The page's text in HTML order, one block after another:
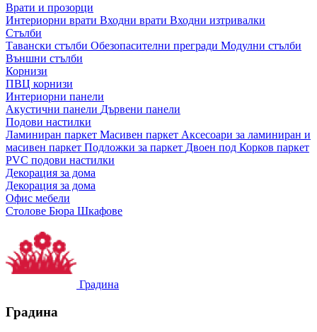
Врати и прозорци
Интериорни врати Входни врати Входни изтривалки
Стълби
Тавански стълби Обезопасителни прегради Модулни стълби
Външни стълби
Корнизи
ПВЦ корнизи
Интериорни панели
Акустични панели Дървени панели
Подови настилки
Ламиниран паркет Масивен паркет Аксесоари за ламиниран и
масивен паркет Подложки за паркет Двоен под Корков паркет
PVC подови настилки
Декорация за дома
Декорация за дома
Офис мебели
Столове Бюра Шкафове
Градина
Градина